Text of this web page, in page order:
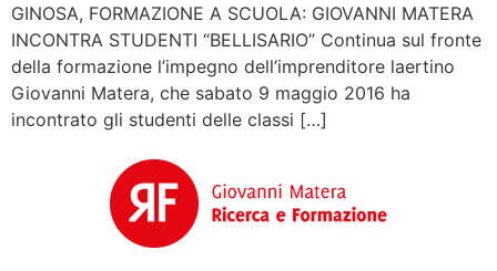
GINOSA, FORMAZIONE A SCUOLA: GIOVANNI MATERA
INCONTRA STUDENTI “BELLISARIO” Continua sul fronte
della formazione l’impegno dell’imprenditore laertino
Giovanni Matera, che sabato 9 maggio 2016 ha
incontrato gli studenti delle classi […]